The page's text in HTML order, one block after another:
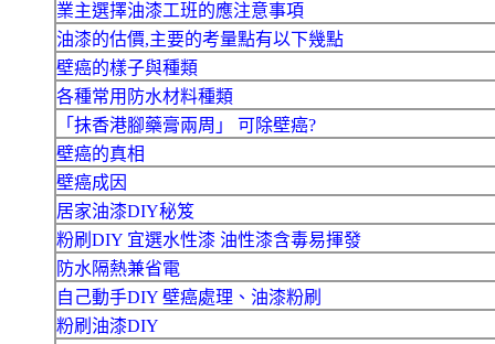
業主選擇油漆工班的應注意事項
油漆的估價,主要的考量點有以下幾點
壁癌的樣子與種類
各種常用防水材料種類
「抹香港腳藥膏兩周」 可除壁癌?
壁癌的真相
壁癌成因
居家油漆DIY秘笈
粉刷DIY 宜選水性漆 油性漆含毒易揮發
防水隔熱兼省電
自己動手DIY 壁癌處理、油漆粉刷
粉刷油漆DIY